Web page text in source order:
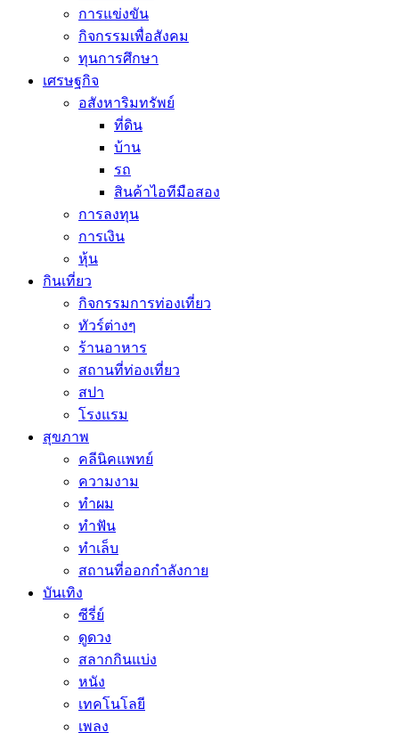
การแข่งขัน
กิจกรรมเพื่อสังคม
ทุนการศึกษา
เศรษฐกิจ
อสังหาริมทรัพย์
ที่ดิน
บ้าน
รถ
สินค้าไอทีมือสอง
การลงทุน
การเงิน
หุ้น
กินเที่ยว
กิจกรรมการท่องเที่ยว
ทัวร์ต่างๆ
ร้านอาหาร
สถานที่ท่องเที่ยว
สปา
โรงแรม
สุขภาพ
คลีนิคแพทย์
ความงาม
ทำผม
ทำฟัน
ทำเล็บ
สถานที่ออกกำลังกาย
บันเทิง
ซีรี่ย์
ดูดวง
สลากกินแบ่ง
หนัง
เทคโนโลยี
เพลง